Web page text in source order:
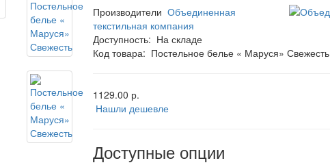
Производители Объединенная
текстильная компания
Доступность: На складе
Код товара: Постельное белье « Маруся» Свежесть
1129.00 р.
Нашли дешевле
Доступные опции